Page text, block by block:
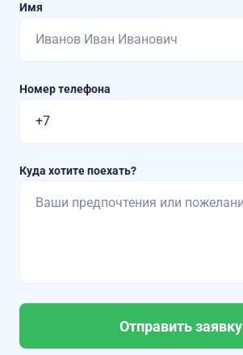
Имя
Номер телефона
Куда хотите поехать?
Отправить заявку